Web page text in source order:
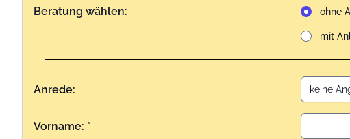
Beratung wählen: ohne
mit
Anrede:
Vorname: *